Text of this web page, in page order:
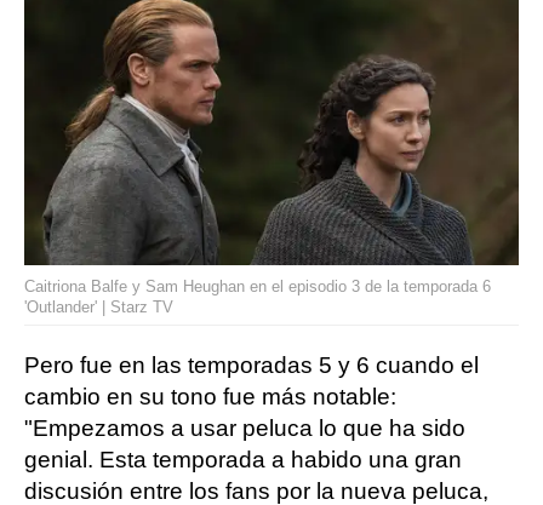
Caitriona Balfe y Sam Heughan en el episodio 3 de la temporada 6
'Outlander' | Starz TV
Pero fue en las temporadas 5 y 6 cuando el
cambio en su tono fue más notable:
"Empezamos a usar peluca lo que ha sido
genial. Esta temporada a habido una gran
discusión entre los fans por la nueva peluca,